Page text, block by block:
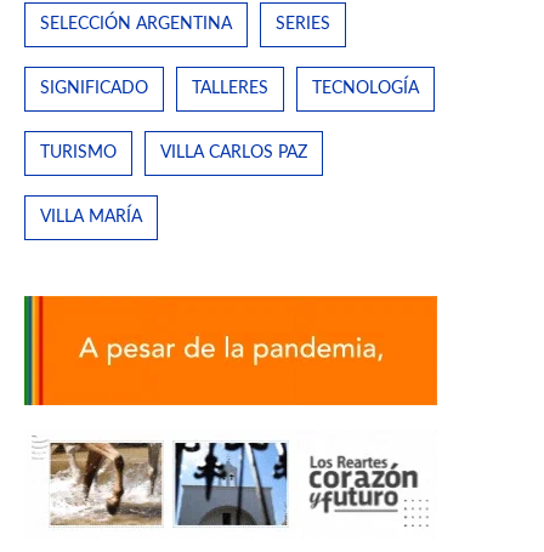
SELECCIÓN ARGENTINA SERIES
SIGNIFICADO TALLERES TECNOLOGÍA
TURISMO VILLA CARLOS PAZ
VILLA MARÍA